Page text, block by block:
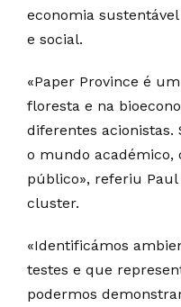
economia
e social.
«Paper Province é
floresta e na
diferentes
o mundo académico,
público», referiu
cluster.
«Identificámos
testes e que
podermos